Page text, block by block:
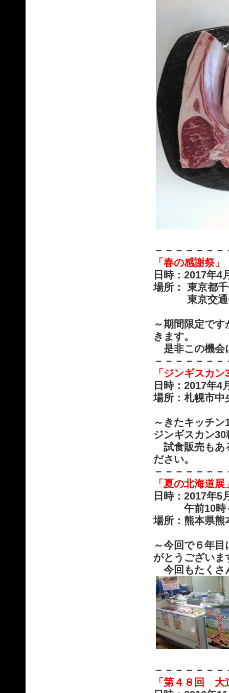
－－－－－－
「春の感謝祭
日時：2017年
場所： 東京都
東京交通
～期間限定で
きます。
是非この機会
－－－－－－
「ジンギスカ
日時：2017年
場所：札幌市中
～きたキッチ
ジンギスカン
試食販売もあ
ださい。
－－－－－－
「夏の北海道
日時：2017年
午前10時～
場所：熊本県
～今回で６年
がとうございま
今回もたくさ
－－－－－－
「第４８回